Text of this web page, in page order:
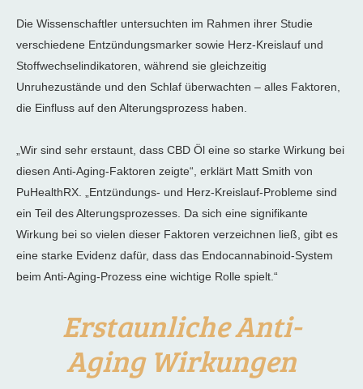
Die Wissenschaftler untersuchten im Rahmen ihrer Studie
verschiedene Entzündungsmarker sowie Herz-Kreislauf und
Stoffwechselindikatoren, während sie gleichzeitig
Unruhezustände und den Schlaf überwachten – alles Faktoren,
die Einfluss auf den Alterungsprozess haben.
„Wir sind sehr erstaunt, dass CBD Öl eine so starke Wirkung bei
diesen Anti-Aging-Faktoren zeigte“, erklärt Matt Smith von
PuHealthRX. „Entzündungs- und Herz-Kreislauf-Probleme sind
ein Teil des Alterungsprozesses. Da sich eine signifikante
Wirkung bei so vielen dieser Faktoren verzeichnen ließ, gibt es
eine starke Evidenz dafür, dass das Endocannabinoid-System
beim Anti-Aging-Prozess eine wichtige Rolle spielt.“
Erstaunliche Anti-
Aging Wirkungen